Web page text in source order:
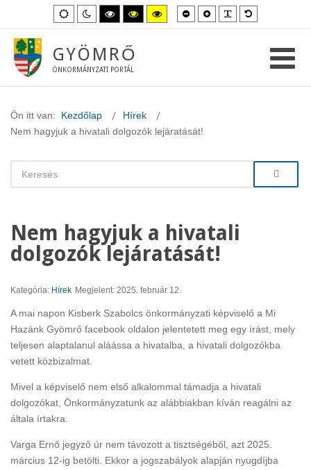
Alapértelmezett
mód
Éjszakai
mód
Magas
kontraszt
fekete-
mód.
Magas
kontraszt
fekete-
Magas
kontraszt
sárga-
Kisebb
betűméret
Nagyobb
betűméret
GYÖMRŐ
ÖNKORMÁNYZATI PORTÁL
Ön itt van: Kezdőlap
Hírek
Nem hagyjuk a hivatali dolgozók lejáratását!
Nem hagyjuk a hivatali
dolgozók lejáratását!
Kategória: Hírek Megjelent: 2025. február 12.
A mai napon Kisberk Szabolcs önkormányzati képviselő a Mi
Hazánk Gyömrő facebook oldalon jelentetett meg egy írást, mely
teljesen alaptalanul aláássa a hivatalba, a hivatali dolgozókba
vetett közbizalmat.
Mivel a képviselő nem első alkalommal támadja a hivatali
dolgozókat, Önkormányzatunk az alábbiakban kíván reagálni az
általa írtakra.
Varga Ernő jegyző úr nem távozott a tisztségéből, azt 2025.
március 12-ig betölti. Ekkor a jogszabályok alapján nyugdíjba